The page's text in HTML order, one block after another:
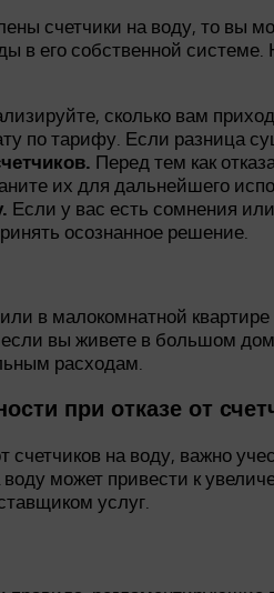
счетчики на воду, то вы
в его собственной
сколько вам
по тарифу. Если разница
Перед тем как
их для дальнейшего
Если у вас есть сомнения
осознанное решение.
в малокомнатной
вы живете в большом
расходам.
при отказе от
счетчиков на воду, важно
воду может привести к
услуг.